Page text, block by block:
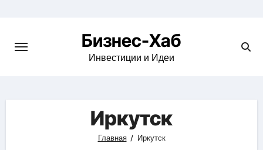
content
Бизнес-Хаб
Инвестиции и Идеи
Иркутск
Главная Иркутск